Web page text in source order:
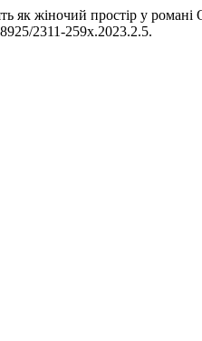
як жіночий простір у
2311-259x.2023.2.5.